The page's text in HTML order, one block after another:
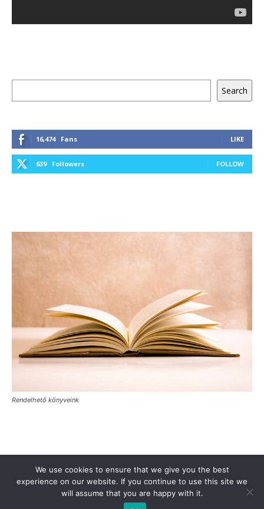
Search
16,474 Fans LIKE
639 Followers FOLLOW
Rendelhető könyveink
Támogasd a Türkinfót! Kiadványaink
Médiaajánlat
Impresszum
Adatkezelési Tájékoztató ÁSZF
Alapítvány
Rólunk
Kapcsolat
We use cookies to ensure that we give you the best
experience on our website. If you continue to use this site we
will assume that you are happy with it.